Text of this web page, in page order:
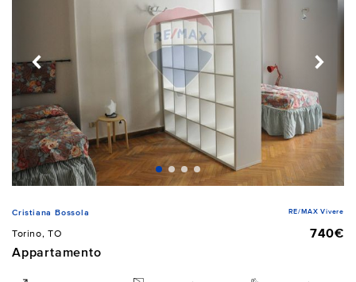
Cristiana Bossola RE/MAX Vivere
Torino, TO
740€
Appartamento